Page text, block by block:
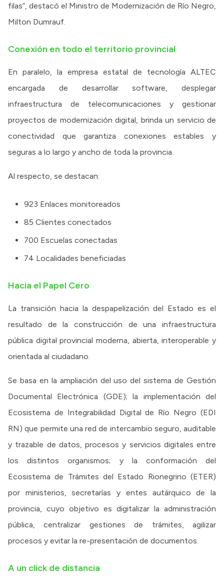
filas”, destacó el Ministro de Modernización de Río Negro,
Milton Dumrauf.
Conexión en todo el territorio provincial
En paralelo, la empresa estatal de tecnología ALTEC
encargada de desarrollar software, desplegar
infraestructura de telecomunicaciones y gestionar
proyectos de modernización digital, brinda un servicio de
conectividad que garantiza conexiones estables y
seguras a lo largo y ancho de toda la provincia.
Al respecto, se destacan:
923 Enlaces monitoreados
85 Clientes conectados
700 Escuelas conectadas
74 Localidades beneficiadas
Hacia el Papel Cero
La transición hacia la despapelización del Estado es el
resultado de la construcción de una infraestructura
pública digital provincial moderna, abierta, interoperable y
orientada al ciudadano.
Se basa en la ampliación del uso del sistema de Gestión
Documental Electrónica (GDE); la implementación del
Ecosistema de Integrabilidad Digital de Río Negro (EDI
RN) que permite una red de intercambio seguro, auditable
y trazable de datos, procesos y servicios digitales entre
los distintos organismos; y la conformación del
Ecosistema de Trámites del Estado Rionegrino (ETER)
por ministerios, secretarías y entes autárquico de la
provincia, cuyo objetivo es digitalizar la administración
pública, centralizar gestiones de trámites, agilizar
procesos y evitar la re-presentación de documentos.
A un click de distancia